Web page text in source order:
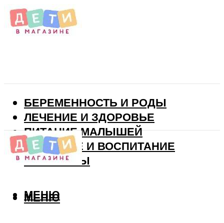
БЕРЕМЕННОСТЬ И РОДЫ
ЛЕЧЕНИЕ И ЗДОРОВЬЕ
ПИТАНИЕ МАЛЫШЕЙ
РАЗВИТИЕ И ВОСПИТАНИЕ
ВИТАМИНЫ
МЕНЮ
МЕНЮ